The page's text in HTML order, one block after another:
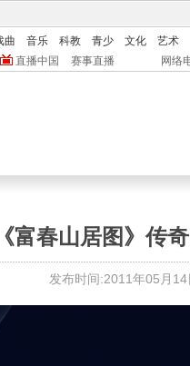
曲 音乐 科教 青少 文化
艺术
直播中国 赛事直播 网络
富春山居图》传
发布时间:2011年05月